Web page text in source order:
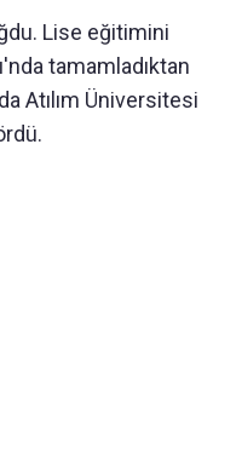
Lise eğitimini
tamamladıktan
Atılım Üniversitesi